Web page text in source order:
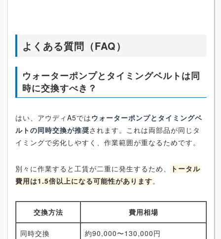
よくある質問（FAQ）
ウォーターポンプとタイミングベルトは同
時に交換すべき？
はい、アウディA5ではウォーターポンプとタイミングベ
ルトの同時交換が推奨されます。これは両部品が同じタ
イミングで劣化しやすく、作業範囲が重なるためです。
別々に作業すると工賃が二重に発生するため、
トータル
費用は1.5倍以上になる可能性があります。
交換方法 費用相場
同時交換 約90,000〜130,000円